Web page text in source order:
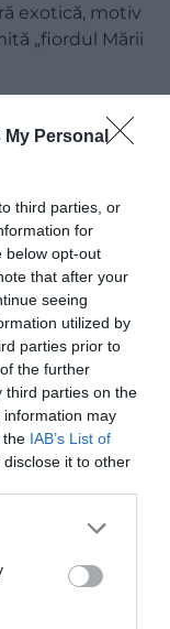
Personal
third parties, or
for
below opt-out
that after your
seeing
utilized by
parties prior to
the further
third parties on the
information may
the IAB’s List of
it to other
or more Google
You may click to
party tags to
in below Google
exotică, motiv
„fiordul Mării